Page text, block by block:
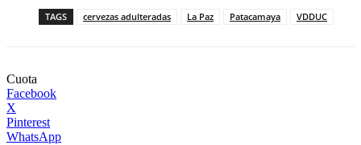
TAGS cervezas adulteradas La Paz Patacamaya VDDUC
Cuota
Facebook
X
Pinterest
WhatsApp